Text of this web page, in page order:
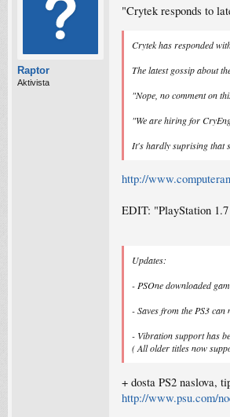
Raptor
Aktivista
"Crytek responds to
Crytek has responded
The latest gossip about
"Nope, no comment on
"We are hiring for
It's hardly suprising that
http://
EDIT: "PlayStation
Updates:
- PSOne downloaded
- Saves from the PS3 can
- Vibration support has
( All older titles now
+ dosta PS2 naslova,
http://www.psu.com/